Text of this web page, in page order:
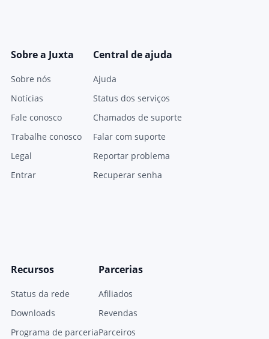
Sobre a Juxta
Sobre nós
Notícias
Fale conosco
Trabalhe conosco
Legal
Entrar
Central de ajuda
Ajuda
Status dos serviços
Chamados de suporte
Falar com suporte
Reportar problema
Recuperar senha
Recursos
Status da rede
Downloads
Programa de parceria
Parcerias
Afiliados
Revendas
Parceiros